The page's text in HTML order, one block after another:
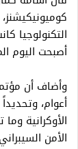
التكنولوجيا
أصبحت اليوم
الأوكرانية
الأمن